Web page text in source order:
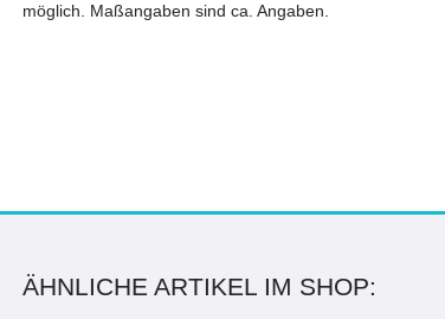
möglich. Maßangaben sind ca. Angaben.
ÄHNLICHE ARTIKEL IM SHOP: